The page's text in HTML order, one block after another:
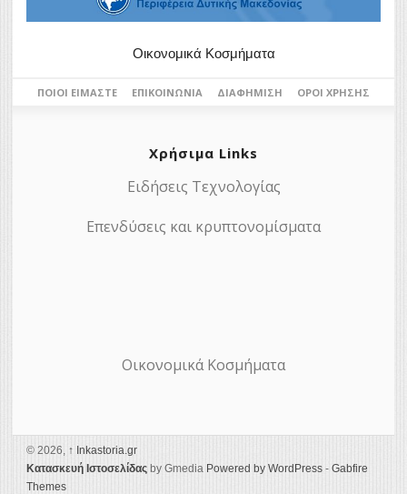
Οικονομικά Κοσμήματα
ΠΟΙΟΙ ΕΊΜΑΣΤΕ ΕΠΙΚΟΙΝΩΝΊΑ ΔΙΑΦΉΜΙΣΗ ΌΡΟΙ ΧΡΉΣΗΣ
Χρήσιμα Links
Ειδήσεις Τεχνολογίας
Επενδύσεις και κρυπτονομίσματα
Οικονομικά Κοσμήματα
© 2026, ↑ Ιnkastoria.gr
Κατασκευή Ιστοσελίδας by Gmedia Powered by WordPress - Gabfire
Themes